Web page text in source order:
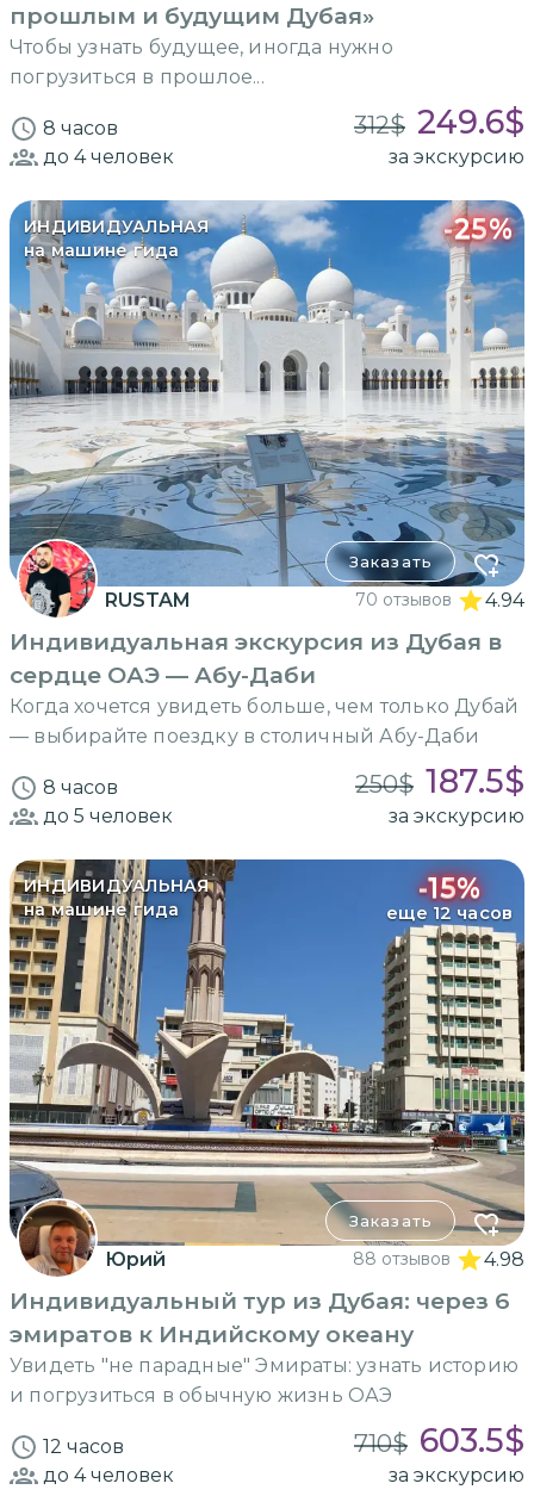
прошлым и будущим Дубая»
Чтобы узнать будущее, иногда нужно
погрузиться в прошлое...
8 часов 312$ 249.6$
до 4человек за экскурсию
ИНДИВИДУАЛЬНАЯ
на машине гида
-25%
Заказать
RUSTAM 70 отзывов 4.94
Индивидуальная экскурсия из Дубая в
сердце ОАЭ — Абу-Даби
Когда хочется увидеть больше, чем только Дубай
— выбирайте поездку в столичный Абу-Даби
8 часов 250$ 187.5$
до 5 человек за экскурсию
ИНДИВИДУАЛЬНАЯ
на машине гида
-15%
еще 12 часов
Заказать
Юрий 88 отзывов 4.98
Индивидуальный тур из Дубая: через 6
эмиратов к Индийскому океану
Увидеть "не парадные" Эмираты: узнать историю
и погрузиться в обычную жизнь ОАЭ
12 часов 710$ 603.5$
до 4человек за экскурсию